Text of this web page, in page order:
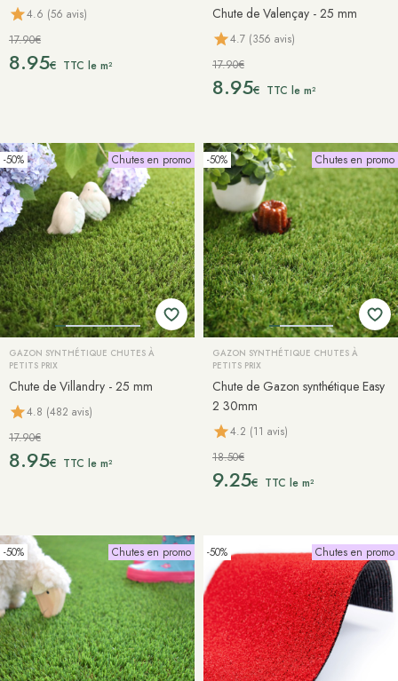
4.6 (56 avis)
17.90€
8.95€ TTC le m²
Chute de Valençay - 25 mm
4.7 (356 avis)
17.90€
8.95€ TTC le m²
-50% Chutes en promo
GAZON SYNTHÉTIQUE CHUTES À
PETITS PRIX
Chute de Villandry - 25 mm
4.8 (482 avis)
17.90€
8.95€ TTC le m²
-50% Chutes en promo
GAZON SYNTHÉTIQUE CHUTES À
PETITS PRIX
Chute de Gazon synthétique Easy
2 30mm
4.2 (11 avis)
18.50€
9.25€ TTC le m²
-50% Chutes en promo -50% Chutes en promo